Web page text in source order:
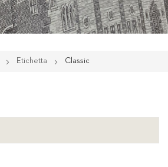
Etichetta Classic